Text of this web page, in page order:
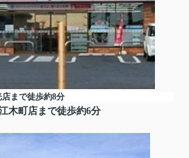
光店まで徒歩約8分
木町店まで徒歩約6分